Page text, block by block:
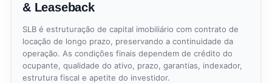
& Leaseback
SLB é estruturação de capital imobiliário com contrato de
locação de longo prazo, preservando a continuidade da
operação. As condições finais dependem de crédito do
ocupante, qualidade do ativo, prazo, garantias, indexador,
estrutura fiscal e apetite do investidor.